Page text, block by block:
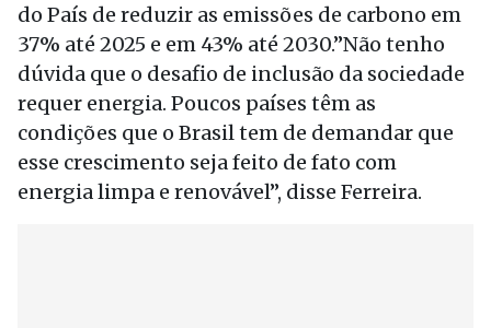
do País de reduzir as emissões de carbono em
37% até 2025 e em 43% até 2030.”Não tenho
dúvida que o desafio de inclusão da sociedade
requer energia. Poucos países têm as
condições que o Brasil tem de demandar que
esse crescimento seja feito de fato com
energia limpa e renovável”, disse Ferreira.